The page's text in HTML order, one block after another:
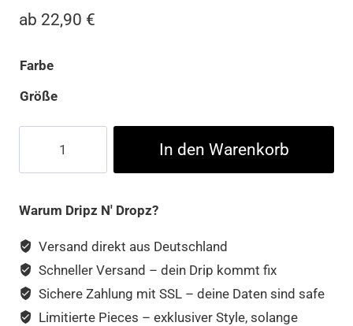
ab 22,90 €
Farbe
Größe
Here
Menge
In den Warenkorb
Warum Dripz N' Dropz?
Versand direkt aus Deutschland
Schneller Versand – dein Drip kommt fix
Sichere Zahlung mit SSL – deine Daten sind safe
Limitierte Pieces – exklusiver Style, solange